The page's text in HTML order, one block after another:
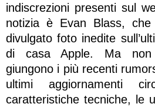
indiscrezioni presenti sul
notizia è Evan Blass,
divulgato foto inedite
di casa Apple. Ma non
giungono i più recenti
ultimi aggiornamenti
caratteristiche tecniche, le